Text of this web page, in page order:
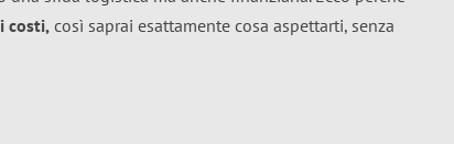
costi, così saprai esattamente cosa aspettarti, senza